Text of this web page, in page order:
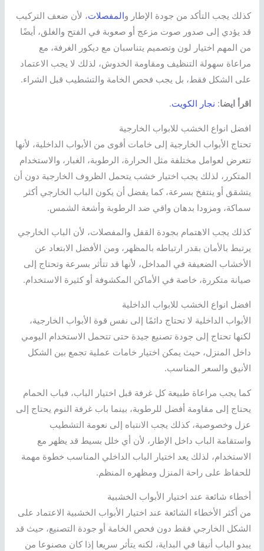
كذلك يجب التأكد من جودة الإطار والمفصلات، لأن ضعف التركيب
قد يؤدي إلى صدور صوت مزعج أو صعوبة في الفتح والغلق، أيضًا
من المهم اختيار لون وتصميم يتناسبان مع ديكور الغرفة، مع
مراعاة سهولة التنظيف ومقاومة الخدوش، لذلك لا يجب الاعتماد
على الشكل فقط، بل يجب فحص الخامة والتشطيب قبل الشراء.
اقرأ ايضا: نجار الكويت.
افضل انواع الخشب للابواب الخارجية
تحتاج الأبواب الخارجية إلى خامات أقوى من الأبواب الداخلية، لأنها
تتعرض لعوامل مختلفة مثل الحرارة، الرطوبة، الغبار، والاستخدام
المتكرر، لذلك يجب اختيار خشب يتحمل الظروف الخارجية دون أن
يتشقق أو ينتفخ بسرعة، كما يفضل أن يكون الباب الخارجي أكثر
سماكة، ومزودا بدهان واقي ضد الرطوبة وأشعة الشمس.
كذلك يجب الاهتمام بجودة القفل والمفصلات، لأن الباب الخارجي
يرتبط بالأمان بقدر ارتباطه بالمظهر، ومن الأفضل الابتعاد عن
الأخشاب الضعيفة في المداخل، لأنها قد تتأثر بسرعة وتحتاج إلى
صيانة متكررة، خاصة في الأماكن المكشوفة أو كثيرة الاستخدام.
افضل انواع الخشب للابواب الداخلية
الأبواب الداخلية لا تحتاج دائمًا إلى نفس قوة الأبواب الخارجية،
لكنها تحتاج إلى جودة تصنيع جيدة حتى تتحمل الاستخدام اليومي
داخل المنزل، حيث يمكن اختيار خامات عملية تجمع بين الشكل
الأنيق والسعر المناسب.
كما يجب مراعاة طبيعة كل غرفة قبل اختيار الباب، فباب الحمام
يحتاج إلى مقاومة أفضل للرطوبة، بينما باب غرفة النوم يحتاج إلى
عزل وخصوصية، كذلك يجب الانتباه إلى نعومة التشطيب
واستقامة الباب داخل الإطار، لأن أي خلل بسيط قد يظهر مع
الاستخدام، لذلك يعد اختيار الباب الداخلي المناسب خطوة مهمة
للحفاظ على راحة المنزل ومظهره المنظم.
أخطاء شائعة عند اختيار الأبواب الخشبية
من أكثر الأخطاء الشائعة عند اختيار الأبواب الخشبية الاعتماد على
الشكل الخارجي فقط دون فحص الخامة أو جودة التصنيع، حيث قد
يبدو الباب أنيقا في البداية، لكنه يتأثر سريعا إذا كان مصنوعا من